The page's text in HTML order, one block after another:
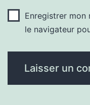
Enregistrer mon
le navigateur